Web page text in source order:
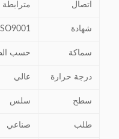
اتصال مترابطة
شهادة ISO9001
سماكة حسب
درجة حرارة عالي
سطح سلس
طلب صناعي